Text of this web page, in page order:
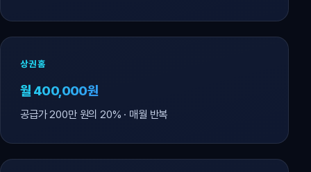
상권홈
월 400,000원
공급가 200만 원의 20% · 매월 반복